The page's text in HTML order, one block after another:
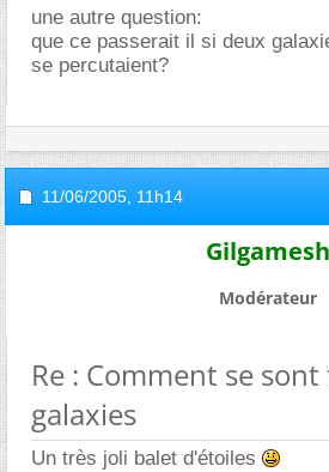
une autre question:
que ce passerait il si deux
se percutaient?
11/06/2005, 11h14
Gilgamesh
Modérateur
Re : Comment se
galaxies
Un très joli balet d'étoiles